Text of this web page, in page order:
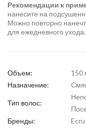
Рекомендации к
нанесите на
Можно повторно
для ежедневного ухода.
Объем:
150
Назначение:
Тип волос:
Бренды: